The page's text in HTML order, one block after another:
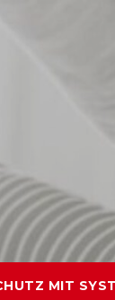
MIT